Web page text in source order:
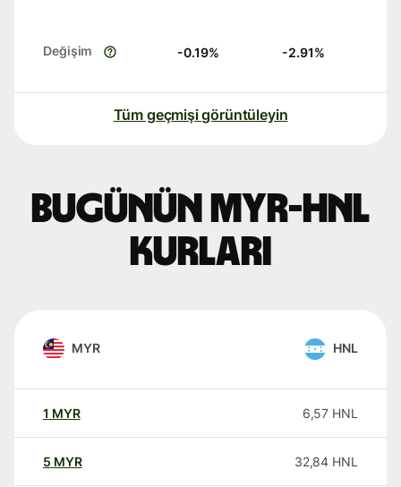
Değişim -0.19% -2.91%
Tüm geçmişi görüntüleyin
Bugünün MYR-HNL
kurları
MYR HNL
1 MYR 6,57 HNL
5 MYR 32,84 HNL